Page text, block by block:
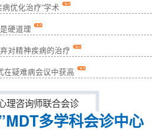
优化治疗”学术
硬道理
对精神疾病的治疗
在疑难病会议中获高
理咨询师联合会诊
多学科会诊中心